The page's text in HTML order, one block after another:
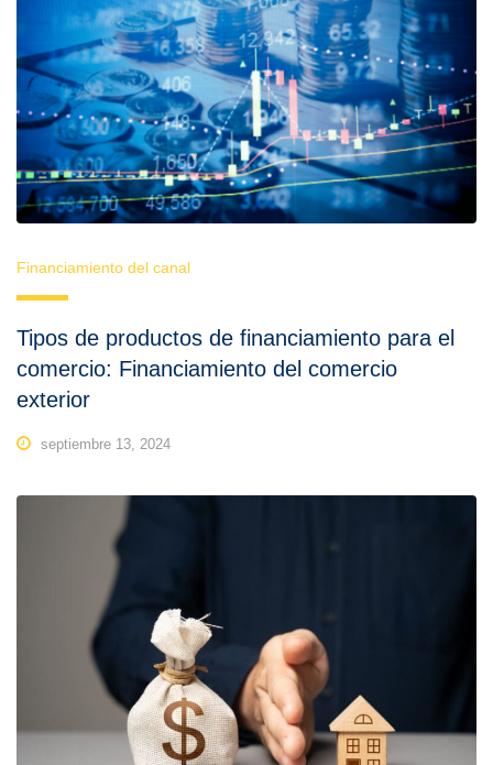
Financiamiento del canal
Tipos de productos de financiamiento para el
comercio: Financiamiento del comercio
exterior
septiembre 13, 2024